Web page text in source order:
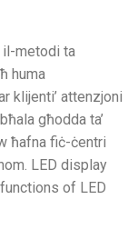
il-metodi ta
huma
klijenti’ attenzjoni
għodda ta’
ħafna fiċ-ċentri
LED display
of LED